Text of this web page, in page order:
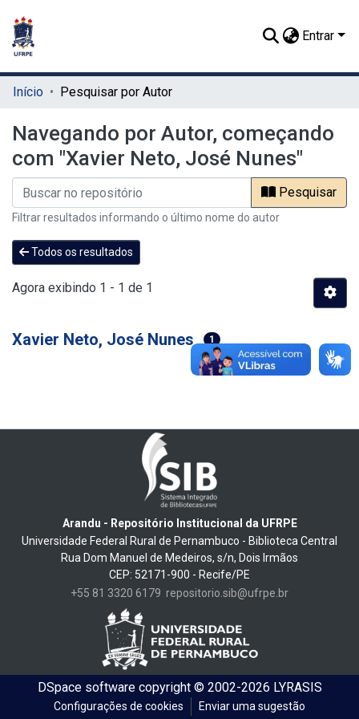
Entrar
Início Pesquisar por Autor
Navegando por Autor, começando
com "Xavier Neto, José Nunes"
Pesquisar
Filtrar resultados informando o último nome do autor
Todos os resultados
Agora exibindo 1 - 1 de 1
Xavier Neto, José Nunes 1
Arandu - Repositório Institucional da UFRPE
Universidade Federal Rural de Pernambuco - Biblioteca Central
Rua Dom Manuel de Medeiros, s/n, Dois Irmãos
CEP: 52171-900 - Recife/PE
+55 81 3320 6179 repositorio.sib@ufrpe.br
DSpace softwarecopyright © 2002-2026 LYRASIS
Configurações de cookies Enviar uma sugestão